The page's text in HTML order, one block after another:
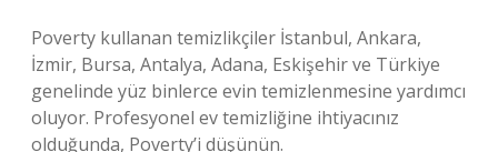
Poverty kullanan temizlikçiler İstanbul, Ankara,
İzmir, Bursa, Antalya, Adana, Eskişehir ve Türkiye
genelinde yüz binlerce evin temizlenmesine yardımcı
oluyor. Profesyonel ev temizliğine ihtiyacınız
olduğunda, Poverty’i düşünün.